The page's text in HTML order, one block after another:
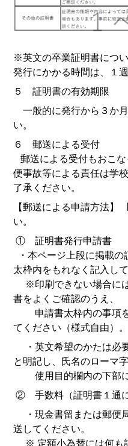
※英文の卒業証明書につ
発行にかかる時間は、１
５ 証明書の有効期限
一般的に発行から３か
い。
６ 郵送による受付
郵送による受付もおこ
便事故等による責任は学
了承ください。
【郵送による申請方法】
い。
① 証明書発行申請書
・本ページ上段に掲載の
太枠内をもれなく記入して
※印刷できない場合に
書をよくご確認のうえ、
申請書太枠内の事項を
てください（様式自由）。
・英文希望のかたは必
と明記し、氏名のローマ
使用目的欄内の下部に
② 手数料（証明書１通
・現金書留または郵便
送してください。
※ 定額小為替には何も